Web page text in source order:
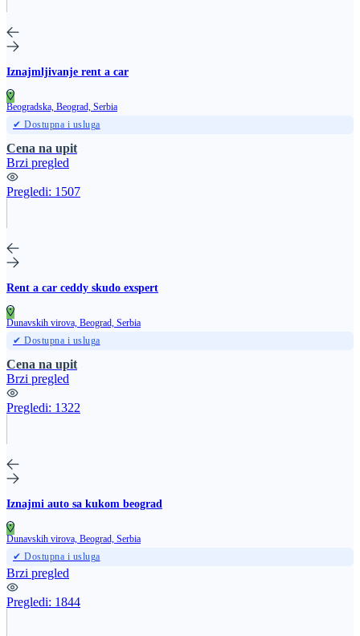
Iznajmljivanje rent a car
Beogradska, Beograd, Serbia
✔ Dostupna i usluga
Cena na upit
Brzi pregled
Pregledi: 1507
Rent a car ceddy skudo exspert
Dunavskih virova, Beograd, Serbia
✔ Dostupna i usluga
Cena na upit
Brzi pregled
Pregledi: 1322
Iznajmi auto sa kukom beograd
Dunavskih virova, Beograd, Serbia
✔ Dostupna i usluga
Brzi pregled
Pregledi: 1844